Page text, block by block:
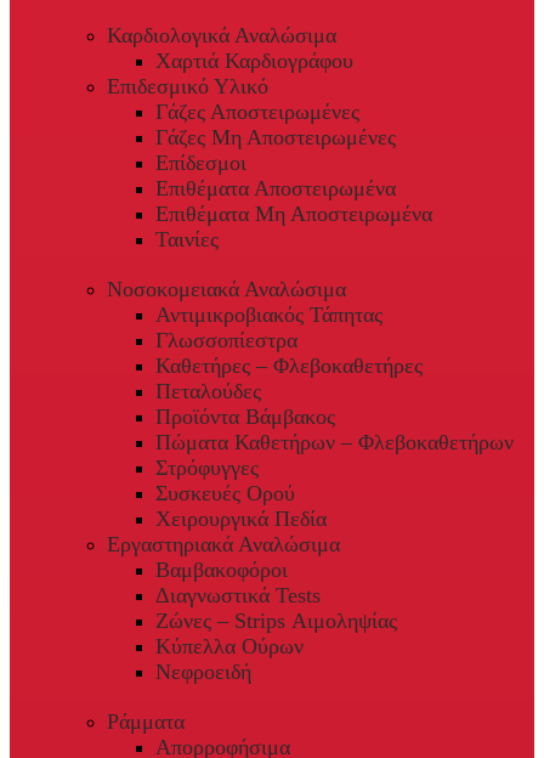
Καρδιολογικά Αναλώσιμα
Χαρτιά Καρδιογράφου
Επιδεσμικό Υλικό
Γάζες Αποστειρωμένες
Γάζες Μη Αποστειρωμένες
Επίδεσμοι
Επιθέματα Αποστειρωμένα
Επιθέματα Μη Αποστειρωμένα
Ταινίες
Νοσοκομειακά Αναλώσιμα
Αντιμικροβιακός Τάπητας
Γλωσσοπίεστρα
Καθετήρες – Φλεβοκαθετήρες
Πεταλούδες
Προϊόντα Βάμβακος
Πώματα Καθετήρων – Φλεβοκαθετήρων
Στρόφυγγες
Συσκευές Ορού
Χειρουργικά Πεδία
Εργαστηριακά Αναλώσιμα
Βαμβακοφόροι
Διαγνωστικά Tests
Ζώνες – Strips Αιμοληψίας
Κύπελλα Ούρων
Νεφροειδή
Ράμματα
Απορροφήσιμα